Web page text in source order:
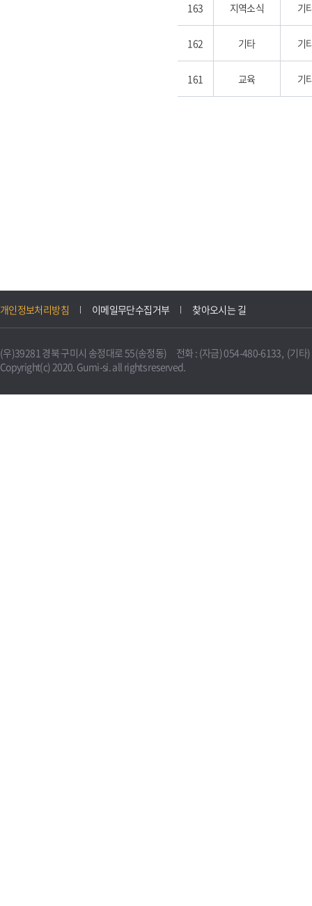
163 지역소식 기
162 기타 기
161 교육 기
개인정보처리방침 이메일무단수집거부 찾아오시는 길
(우)39281 경북 구미시 송정대로 55(송정동) 전화 : (자금) 054-480-6133, (기타
Copyright(c) 2020. Gumi-si. all rights reserved.